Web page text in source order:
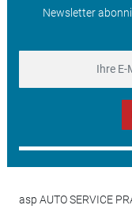
Newsletter
asp AUTO SERVICE